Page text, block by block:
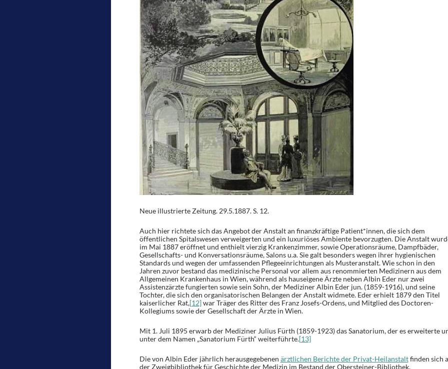
Neue illustrierte Zeitung. 29.5.1887. S. 12.
Auch hier richtete sich das Angebot der Anstalt an finanzkräftige Patient*innen, die sich dem
öffentlichen Spitalswesen verweigerten und ein luxuriöses Ambiente bevorzugten. Die Anstalt
im Mai 1887 eröffnet und enthielt vierzig Krankenzimmer, sowie Operationsräume, Dampfbäder,
Gesellschafts- und Konversationsräume, Salons u.a. Sie galt besonders wegen ihrer hygienischen
Standards und wegen der umfassenden Pflegeeinrichtungen als Musteranstalt. Wie schon in den
Jahren zuvor bestand das medizinische Personal vor allem aus renommierten Medizinern aus dem
Allgemeinen Krankenhaus in Wien, während als hauseigene Ärzte neben Albin Eder nur zwei
Assistenzärzte fungierten sowie sein Sohn, der Mediziner Albin Eder jun. (1859-1916), und seine
Tochter, die sich den organisatorischen Belangen der Anstalt widmete. Eder erhielt 1879 den Titel
kaiserlicher Rat,[12]war Träger des Ritter des Franz Josefs-Ordens, und Mitglied des Doctoren-
Kollegiums sowie der Gesellschaft der Ärzte in Wien.
Mit 1. Juli 1895 erwarb der Mediziner Julius Fürth (1859-1923) das Sanatorium, der es erweiterte
unter dem Namen „Sanatorium Fürth“ weiterführte.[13]
Die von Albin Eder jährlich herausgegebenen ärztlichen Berichte der Privat-Heilanstaltfinden sich
der Zweigbibliothek für Geschichte der Medizin im Bestand der Obersteiner-Bibliothek.